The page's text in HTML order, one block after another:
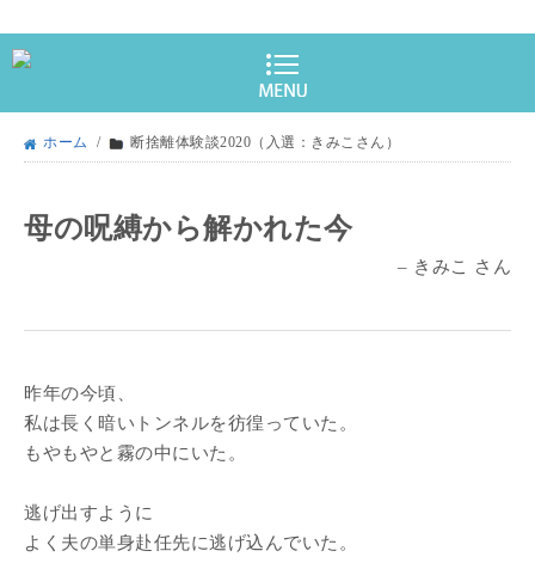
ホーム / 断捨離体験談2020（入選：きみこさん）
母の呪縛から解かれた今
– きみこ さん
昨年の今頃、
私は長く暗いトンネルを彷徨っていた。
もやもやと霧の中にいた。
逃げ出すように
よく夫の単身赴任先に逃げ込んでいた。